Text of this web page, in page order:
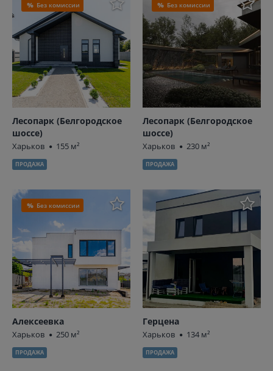
Без комиссии
Лесопарк (Белгородское
шоссе)
Харьков 155 м²
ПРОДАЖА
Без комиссии
Лесопарк (Белгородское
шоссе)
Харьков 230 м²
ПРОДАЖА
Без комиссии
Алексеевка
Харьков 250 м²
ПРОДАЖА
Герцена
Харьков 134 м²
ПРОДАЖА